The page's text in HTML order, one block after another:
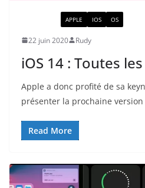
APPLE IOS OS
22 juin 2020 Rudy
iOS 14 : Toutes
Apple a donc profité de sa
présenter la prochaine version
Read More